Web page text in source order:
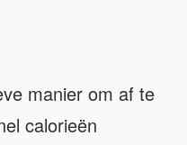
manier om af te
calorieën